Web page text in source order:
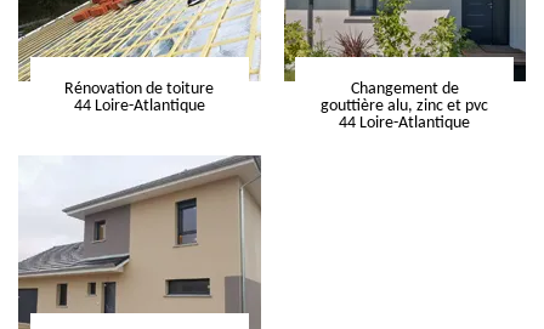
Rénovation de toiture
44 Loire-Atlantique
Changement de
gouttière alu, zinc et pvc
44 Loire-Atlantique